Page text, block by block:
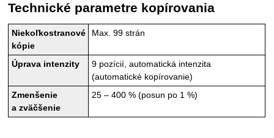
Technické parametre kopírovania
Niekoľkostranové
kópie
Max. 99 strán
Úprava intenzity
9 pozícií, automatická intenzita
(automatické kopírovanie)
Zmenšenie
a zväčšenie
25 – 400 % (posun po 1 %)